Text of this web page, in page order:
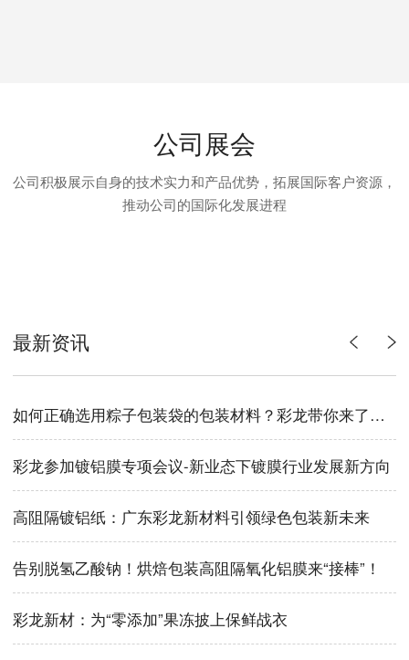
公司展会
公司积极展示自身的技术实力和产品优势，拓展国际客户资源，
推动公司的国际化发展进程
最新资讯
如何正确选用粽子包装袋的包装材料？彩龙带你来了解！
彩龙参加镀铝膜专项会议-新业态下镀膜行业发展新方向
高阻隔镀铝纸：广东彩龙新材料引领绿色包装新未来
告别脱氢乙酸钠！烘焙包装高阻隔氧化铝膜来“接棒”！
彩龙新材：为“零添加”果冻披上保鲜战衣